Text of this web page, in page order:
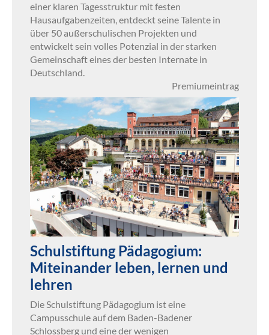
einer klaren Tagesstruktur mit festen
Hausaufgabenzeiten, entdeckt seine Talente in
über 50 außerschulischen Projekten und
entwickelt sein volles Potenzial in der starken
Gemeinschaft eines der besten Internate in
Deutschland.
Premiumeintrag
Schulstiftung Pädagogium:
Miteinander leben, lernen und
lehren
Die Schulstiftung Pädagogium ist eine
Campusschule auf dem Baden-Badener
Schlossberg und eine der wenigen